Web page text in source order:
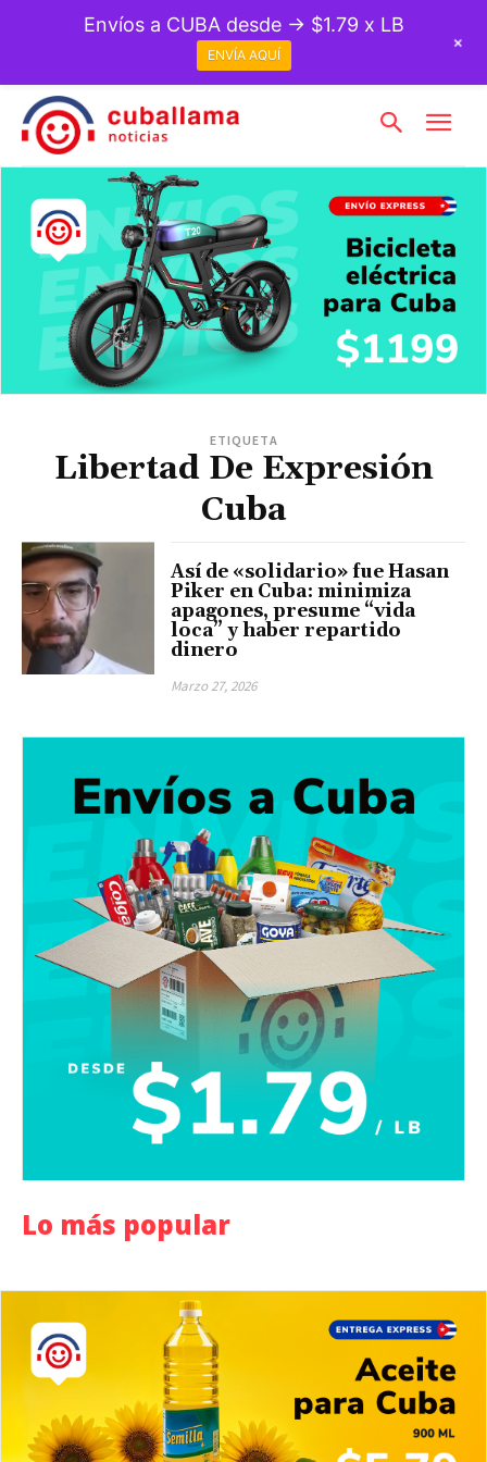
ETIQUETA
Libertad De Expresión
Cuba
Así de «solidario» fue Hasan
Piker en Cuba: minimiza
apagones, presume “vida
loca” y haber repartido
dinero
Marzo 27, 2026
Lo más popular
Envíos a CUBA desde → $1.79 x LB
ENVÍA AQUÍ
+